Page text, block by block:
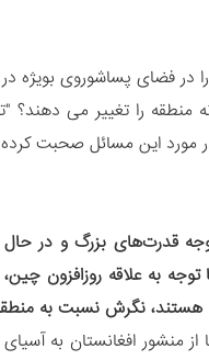
در فضای پساشوروی
منطقه را تغییر می دهند؟
مورد این مسائل صحبت
قدرت‌های بزرگ و در حال
به علاقه روزافزون
نسبت به منطقه در سال 2023
از منشور افغانستان به